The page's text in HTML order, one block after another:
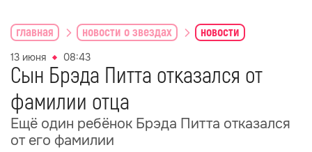
главная новости о звездах новости
13 июня 08:43
Сын Брэда Питта отказался от
фамилии отца
Ещё один ребёнок Брэда Питта отказался
от его фамилии